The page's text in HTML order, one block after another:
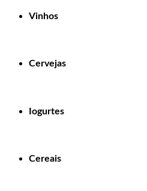
Vinhos
Cervejas
Iogurtes
Cereais